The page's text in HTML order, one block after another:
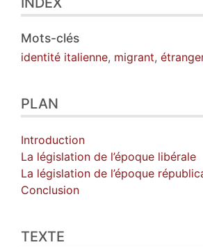
Mots-clés
identité italienne, migrant,
PLAN
Introduction
La législation de l’époque libérale
La législation de l’époque
Conclusion
TEXTE